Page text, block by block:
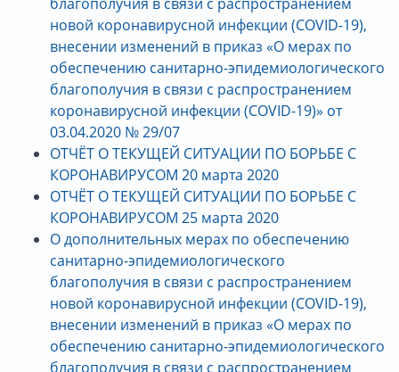
новой коронавирусной инфекции (COVID-19),
внесении изменений в приказ «О мерах по
обеспечению санитарно-эпидемиологического
благополучия в связи с распространением
коронавирусной инфекции (COVID-19)» от
03.04.2020 № 29/07
ОТЧЁТ О ТЕКУЩЕЙ СИТУАЦИИ ПО БОРЬБЕ С
КОРОНАВИРУСОМ 20 марта 2020
ОТЧЁТ О ТЕКУЩЕЙ СИТУАЦИИ ПО БОРЬБЕ С
КОРОНАВИРУСОМ 25 марта 2020
О дополнительных мерах по обеспечению
санитарно-эпидемиологического
благополучия в связи с распространением
новой коронавирусной инфекции (COVID-19),
внесении изменений в приказ «О мерах по
обеспечению санитарно-эпидемиологического
благополучия в связи с распространением